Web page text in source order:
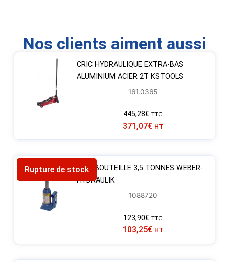
Nos clients aiment aussi
CRIC HYDRAULIQUE EXTRA-BAS
ALUMINIUM ACIER 2T KSTOOLS
161.0365
445,28€ TTC
371,07€ HT
Rupture de stockCRIC BOUTEILLE 3,5 TONNES WEBER-
HYDRAULIK
1088720
123,90€ TTC
103,25€ HT